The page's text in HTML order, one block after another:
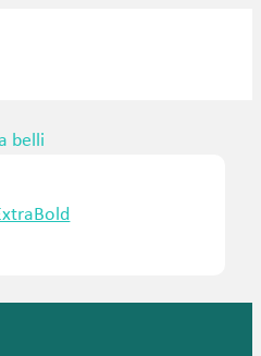
belli